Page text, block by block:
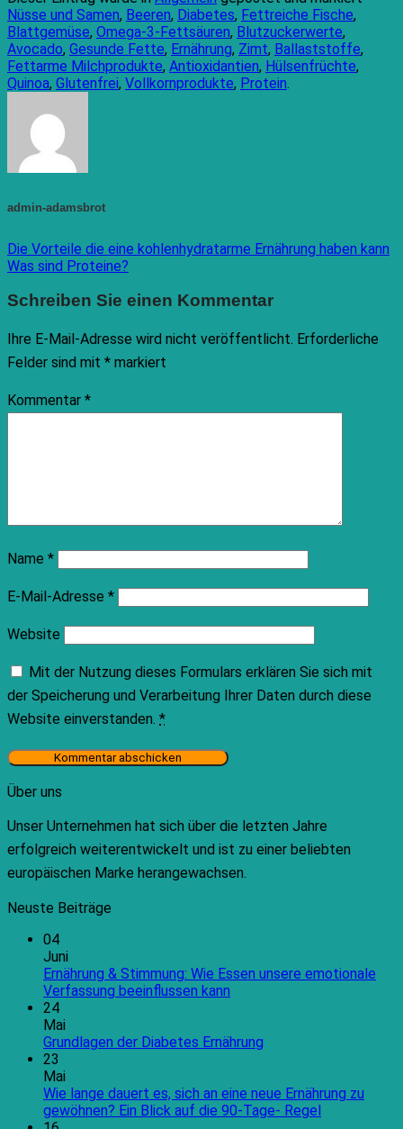
Nüsse und Samen, Beeren, Diabetes, Fettreiche Fische,
Blattgemüse, Omega-3-Fettsäuren, Blutzuckerwerte,
Avocado, Gesunde Fette, Ernährung, Zimt, Ballaststoffe,
Fettarme Milchprodukte, Antioxidantien, Hülsenfrüchte,
Quinoa, Glutenfrei, Vollkornprodukte, Protein.
admin-adamsbrot
Die Vorteile die eine kohlenhydratarme Ernährung haben kann
Was sind Proteine?
Schreiben Sie einen Kommentar
Ihre E-Mail-Adresse wird nicht veröffentlicht. Erforderliche
Felder sind mit * markiert
Kommentar *
Name *
E-Mail-Adresse *
Website
Mit der Nutzung dieses Formulars erklären Sie sich mit
der Speicherung und Verarbeitung Ihrer Daten durch diese
Website einverstanden. *
Über uns
Unser Unternehmen hat sich über die letzten Jahre
erfolgreich weiterentwickelt und ist zu einer beliebten
europäischen Marke herangewachsen.
Neuste Beiträge
04
Juni
Ernährung & Stimmung: Wie Essen unsere emotionale
Verfassung beeinflussen kann
Ernährung
Wie
Essen
24
Mai
Grundlagen der Diabetes Ernährung
Grundlagen
der
23
Mai
Wie lange dauert es, sich an eine neue Ernährung zu
gewöhnen? Ein Blick auf die 90-Tage- Regel